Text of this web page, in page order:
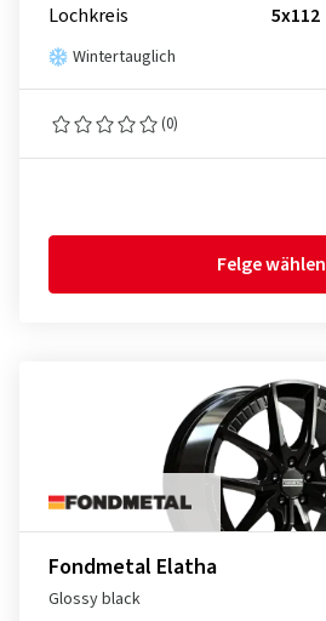
Lochkreis
5x112
Wintertauglich
(0)
Felge wählen
Fondmetal Elatha
Glossy black